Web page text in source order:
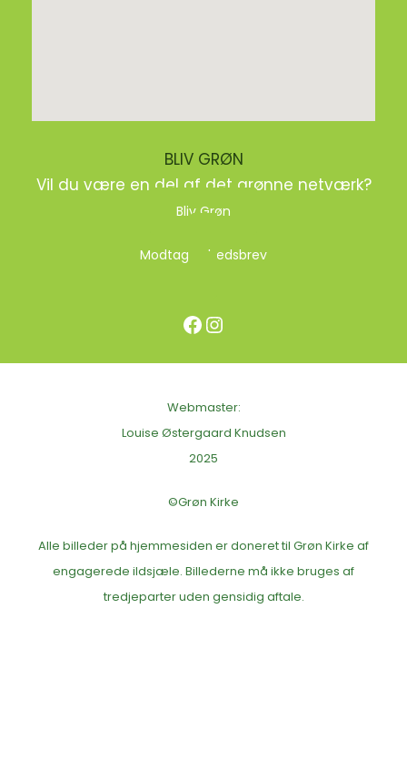
BLIV GRØN
Vil du være en del af det grønne netværk?
Bliv Grøn
Modtag nyhedsbrev
Facebook Instagram
Webmaster:
Louise Østergaard Knudsen
2025
©Grøn Kirke
Alle billeder på hjemmesiden er doneret til Grøn Kirke af
engagerede ildsjæle. Billederne må ikke bruges af
tredjeparter uden gensidig aftale.